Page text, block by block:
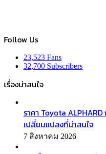
Follow Us
23,523 Fans
32,700 Subscribers
เรื่องน่าสนใจ
ราคา Toyota
เปลี่ยนแปลงที่น่าสนใจ
7 สิงหาคม 2026